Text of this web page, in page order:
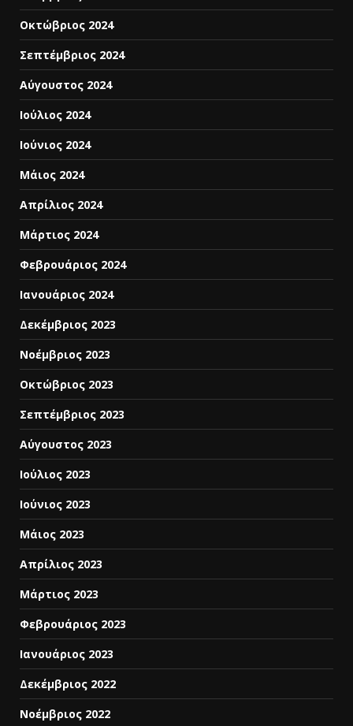
Οκτώβριος 2024
Σεπτέμβριος 2024
Αύγουστος 2024
Ιούλιος 2024
Ιούνιος 2024
Μάιος 2024
Απρίλιος 2024
Μάρτιος 2024
Φεβρουάριος 2024
Ιανουάριος 2024
Δεκέμβριος 2023
Νοέμβριος 2023
Οκτώβριος 2023
Σεπτέμβριος 2023
Αύγουστος 2023
Ιούλιος 2023
Ιούνιος 2023
Μάιος 2023
Απρίλιος 2023
Μάρτιος 2023
Φεβρουάριος 2023
Ιανουάριος 2023
Δεκέμβριος 2022
Νοέμβριος 2022